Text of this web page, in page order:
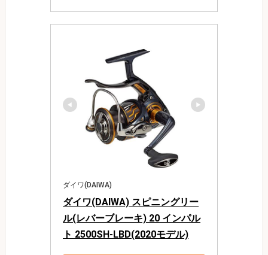
ダイワ(DAIWA)
ダイワ(DAIWA) スピニングリー
ル(レバーブレーキ) 20 インパル
ト 2500SH-LBD(2020モデル)